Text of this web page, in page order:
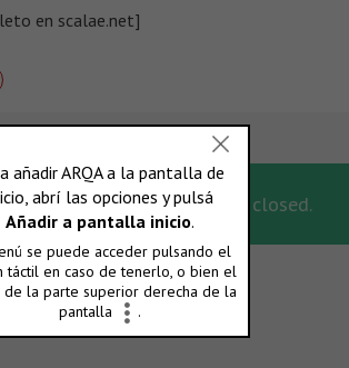
en scalae.net]
this post the comments are closed.